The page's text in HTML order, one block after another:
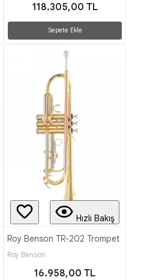
118.305,00 TL
Sepete Ekle
Hızlı Bakış
Roy Benson TR-202 Trompet
Roy Benson
16.958,00 TL